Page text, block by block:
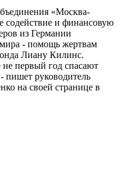
«Москва-
содействие и финансовую
из Германии
- помощь жертвам
Лиану Килинс.
не первый год спасают
пишет руководитель
на своей странице в